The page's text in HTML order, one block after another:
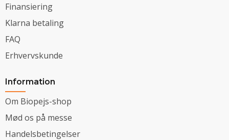
Finansiering
Klarna betaling
FAQ
Erhvervskunde
Information
Om Biopejs-shop
Mød os på messe
Handelsbetingelser